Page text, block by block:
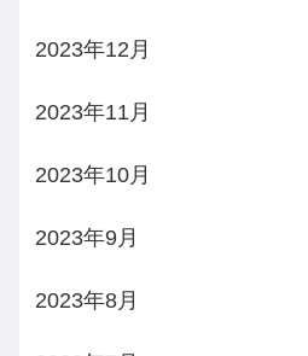
2023年12月
2023年11月
2023年10月
2023年9月
2023年8月